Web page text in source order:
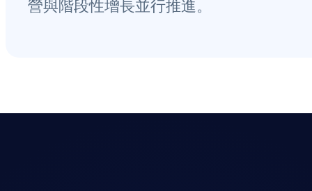
營與階段性增長並行推進。